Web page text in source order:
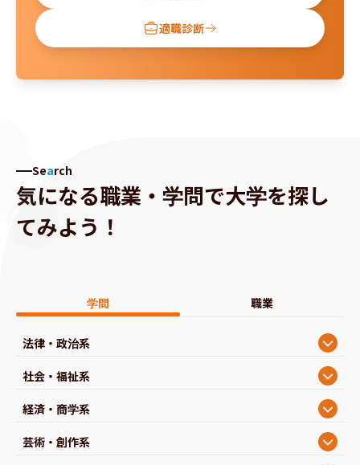
適職診断
Search
気になる職業・学問で大学を探し
てみよう！
学問 職業
法律・政治系
社会・福祉系
経済・商学系
芸術・創作系